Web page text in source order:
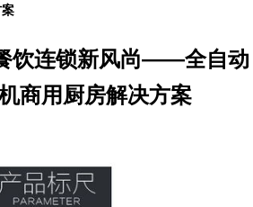
饮连锁新风尚——全自动
商用厨房解决方案